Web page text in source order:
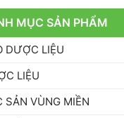
MỤC SẢN PHẨM
DƯỢC LIỆU
LIỆU
SẢN VÙNG MIỀN